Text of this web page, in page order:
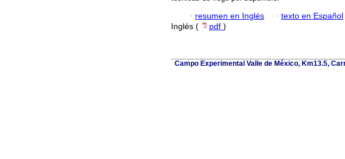
· resumen en Inglés · texto en Español
Inglés (
pdf )
Campo Experimental Valle de México, Km13.5,